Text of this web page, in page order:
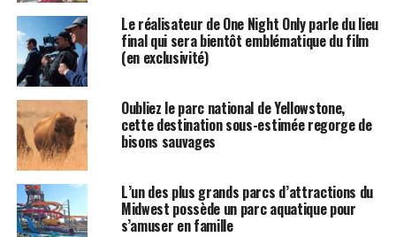
Le réalisateur de One Night Only parle du lieu
final qui sera bientôt emblématique du film
(en exclusivité)
Oubliez le parc national de Yellowstone,
cette destination sous-estimée regorge de
bisons sauvages
L’un des plus grands parcs d’attractions du
Midwest possède un parc aquatique pour
s’amuser en famille